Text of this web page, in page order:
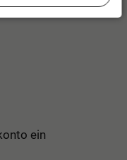
ein